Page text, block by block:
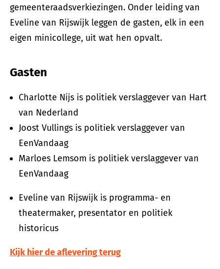
gemeenteraadsverkiezingen. Onder leiding van
Eveline van Rijswijk leggen de gasten, elk in een
eigen minicollege, uit wat hen opvalt.
Gasten
Charlotte Nijs is politiek verslaggever van Hart
van Nederland
Joost Vullings is politiek verslaggever van
EenVandaag
Marloes Lemsom is politiek verslaggever van
EenVandaag
Eveline van Rijswijk is programma- en
theatermaker, presentator en politiek
historicus
Kijk hier de aflevering terug